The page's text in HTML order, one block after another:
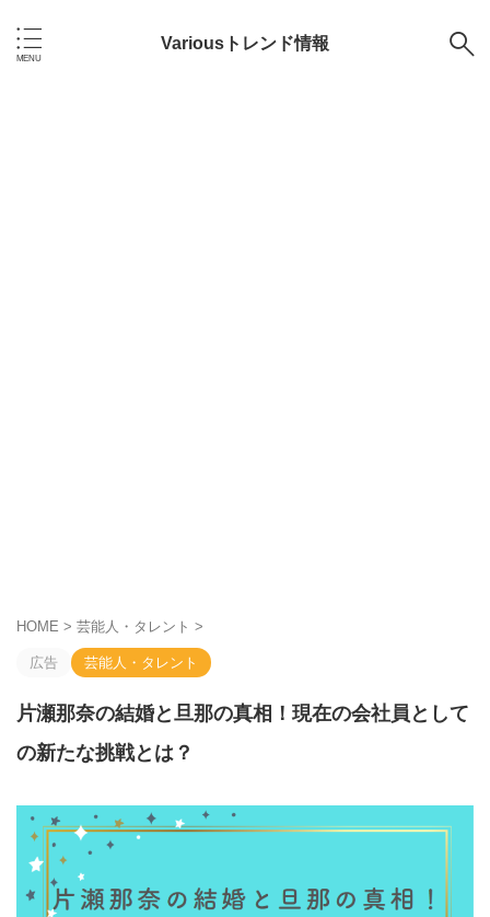
Variousトレンド情報
HOME > 芸能人・タレント >
広告 芸能人・タレント
片瀬那奈の結婚と旦那の真相！現在の会社員として
の新たな挑戦とは？